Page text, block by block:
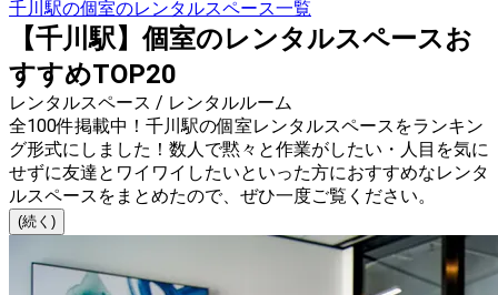
千川駅の個室のレンタルスペース一覧
【千川駅】個室のレンタルスペースお
すすめTOP20
レンタルスペース / レンタルルーム
全100件掲載中！千川駅の個室レンタルスペースをランキン
グ形式にしました！数人で黙々と作業がしたい・人目を気に
せずに友達とワイワイしたいといった方におすすめなレンタ
ルスペースをまとめたので、ぜひ一度ご覧ください。
(続く)